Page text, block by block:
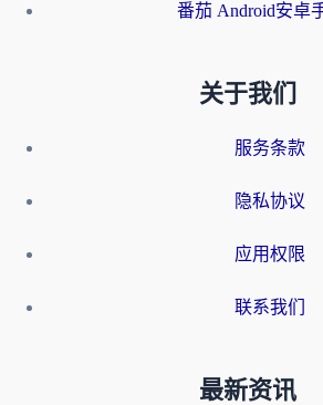
番茄 Android安卓
关于我们
服务条款
隐私协议
应用权限
联系我们
最新资讯